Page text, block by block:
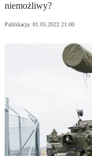
niemożliwy?
Publikacja: 01.05.2022 21:00